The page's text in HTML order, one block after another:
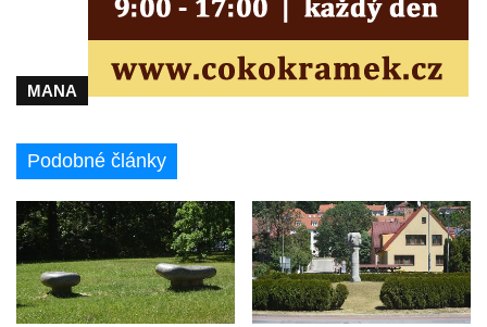
Pamětní deska Josefa Hloucha na
biskupské rezidenci v Českých
Budějovicích
Socha žáby u rybníčku na Náměstí v
Pamětní kámen družebních obcí Kamenný
Kamenném Újezdě
Socha na náměstí J. V. Kamarýta ve
Velešíně
Pomník J. V. Kamarýta v Krumlovské ulici ve
MANA
Podobné články